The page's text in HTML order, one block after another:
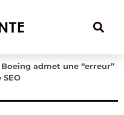
Boeing admet une “erreur”